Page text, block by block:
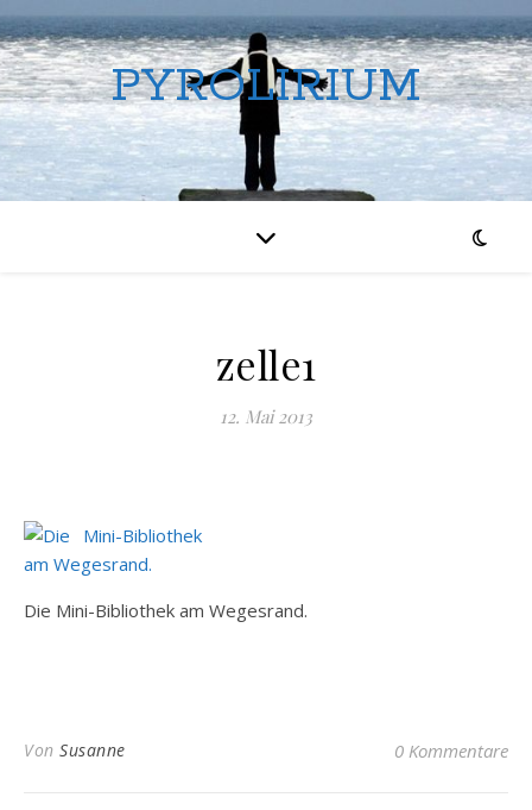
PYROLIRIUM
zelle1
12. Mai 2013
Die Mini-Bibliothek am Wegesrand.
Von Susanne 0 Kommentare